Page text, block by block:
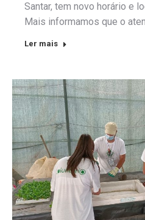
Santar, tem novo horário e
Mais informamos que o
Ler mais